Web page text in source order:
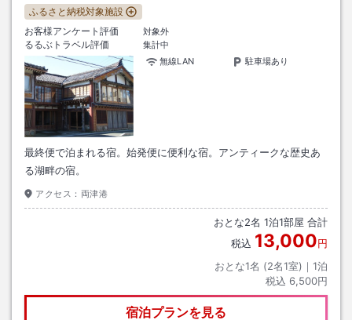
ふるさと納税対象施設
お客様アンケート評価
対象外
るるぶトラベル評価
集計中
無線LAN
駐車場あり
最終便で泊まれる宿。始発便に便利な宿。アンティークな歴史あ
る湖畔の宿。
アクセス： 両津港
おとな2名 1泊1部屋 合計
税込 13,000円
おとな1名 (2名1室)｜ 1泊
税込 6,500円
宿泊プランを見る